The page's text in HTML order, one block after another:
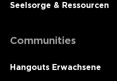
Seelsorge & Ressourcen
Communities
Hangouts Erwachsene